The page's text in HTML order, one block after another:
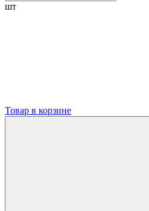
шт
Товар в корзине